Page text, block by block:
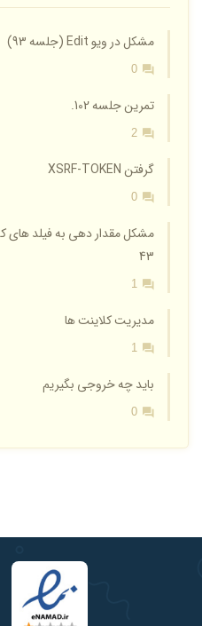
مشکل در ویو Edit (جلسه 93)
0
تمرین جلسه 102.
2
گرفتن XSRF-TOKEN
0
43
1
مدیریت کلاینت ها
1
باید چه خروجی بگیریم
0